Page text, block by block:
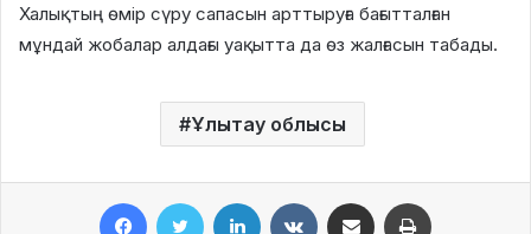
Халықтың өмір сүру сапасын арттыруға бағытталған
мұндай жобалар алдағы уақытта да өз жалғасын табады.
Ұлытау облысы